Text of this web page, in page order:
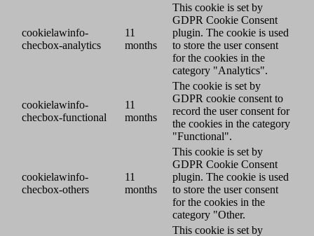
cookielawinfo-
checbox-analytics
11
months
This cookie is set by
GDPR Cookie Consent
plugin. The cookie is used
to store the user consent
for the cookies in the
category "Analytics".
cookielawinfo-
checbox-functional
11
months
The cookie is set by
GDPR cookie consent to
record the user consent for
the cookies in the category
"Functional".
cookielawinfo-
checbox-others
11
months
This cookie is set by
GDPR Cookie Consent
plugin. The cookie is used
to store the user consent
for the cookies in the
category "Other.
This cookie is set by